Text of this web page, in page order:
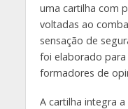
uma cartilha com
voltadas ao
sensação de
foi elaborado para
formadores de
A cartilha integra